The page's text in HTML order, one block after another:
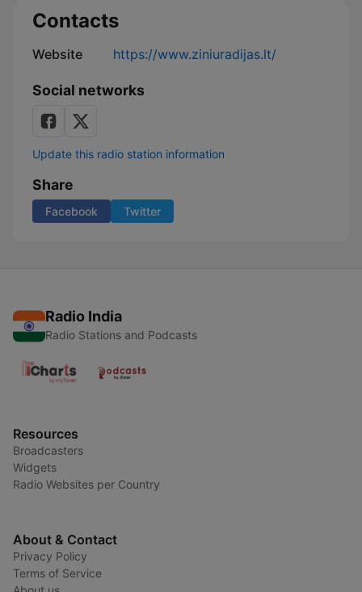
Contacts
Website https://www.ziniuradijas.lt/
Social networks
Update this radio station information
Share
Facebook Twitter
Radio India
Radio Stations and Podcasts
Resources
Broadcasters
Widgets
Radio Websites per Country
About & Contact
Privacy Policy
Terms of Service